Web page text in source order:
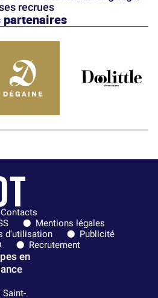
recrues
partenaires
Contacts
Mentions légales
d'utilisation
Publicité
Recrutement
en
Saint-